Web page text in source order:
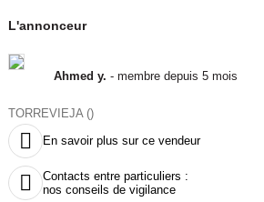
L'annonceur
Ahmed y. - membre depuis 5 mois
TORREVIEJA ()
 En savoir plus sur ce vendeur

Contacts entre particuliers :
nos conseils de vigilance